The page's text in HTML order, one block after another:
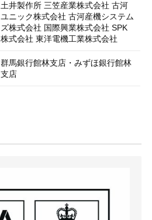
土井製作所 三笠産業株式会社 古河
ユニック株式会社 古河産機システム
ズ株式会社 国際興業株式会社 SPK
株式会社 東洋電機工業株式会社
群馬銀行館林支店・みずほ銀行館林
支店